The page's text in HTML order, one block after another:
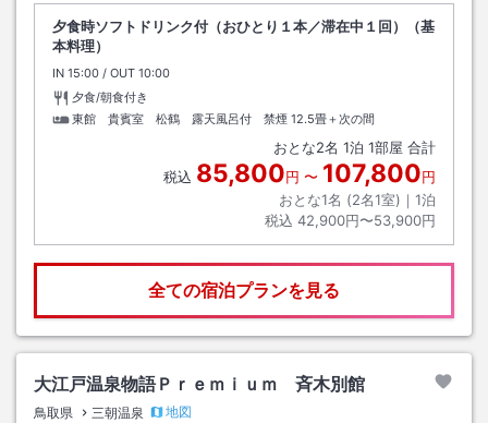
夕食時ソフトドリンク付（おひとり１本／滞在中１回）（基
本料理）
IN チェックイン
15:00 / OUT チェックアウト
10:00
夕食/朝食付き
東館 貴賓室 松鶴 露天風呂付 禁煙 12.5畳＋次の間
おとな2名 1泊 1部屋 合計
税込 85,800円 〜 107,800円
おとな1名 (2名1室)｜ 1泊
税込 42,900円〜53,900円
全ての宿泊プランを見る
大江戸温泉物語Ｐｒｅｍｉｕｍ 斉木別館
鳥取県 三朝温泉
地図